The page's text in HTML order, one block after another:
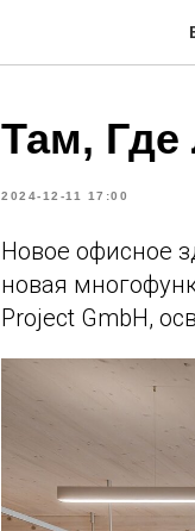
Там, Где
2024-12-11 17:00
Новое офисное
новая
Project GmbH,